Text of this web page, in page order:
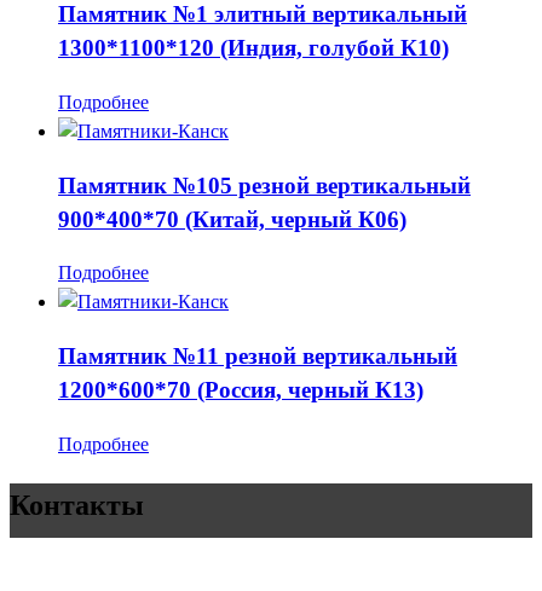
Памятник №1 элитный вертикальный
1300*1100*120 (Индия, голубой К10)
Подробнее
Памятник №105 резной вертикальный
900*400*70 (Китай, черный К06)
Подробнее
Памятник №11 резной вертикальный
1200*600*70 (Россия, черный К13)
Подробнее
Контакты